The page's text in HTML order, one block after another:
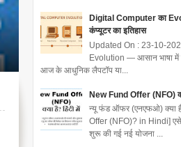
Digital Computer का
कंप्यूटर का इतिहास
Updated On : 23-10-
Evolution — आसान भाषा
आज के आधुनिक लैपटॉप या...
New Fund Offer (NFO)
न्यू फंड ऑफर (एनएफओ) क्या
Offer (NFO)? in Hindi] एसेट
शुरू की गई नई योजना ...